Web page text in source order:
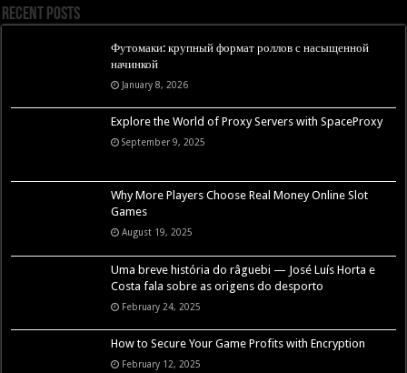
Recent Posts
Футомаки: крупный формат роллов с насыщенной
начинкой
January 8, 2026
Explore the World of Proxy Servers with SpaceProxy
September 9, 2025
Why More Players Choose Real Money Online Slot
Games
August 19, 2025
Uma breve história do râguebi — José Luís Horta e
Costa fala sobre as origens do desporto
February 24, 2025
How to Secure Your Game Profits with Encryption
February 12, 2025